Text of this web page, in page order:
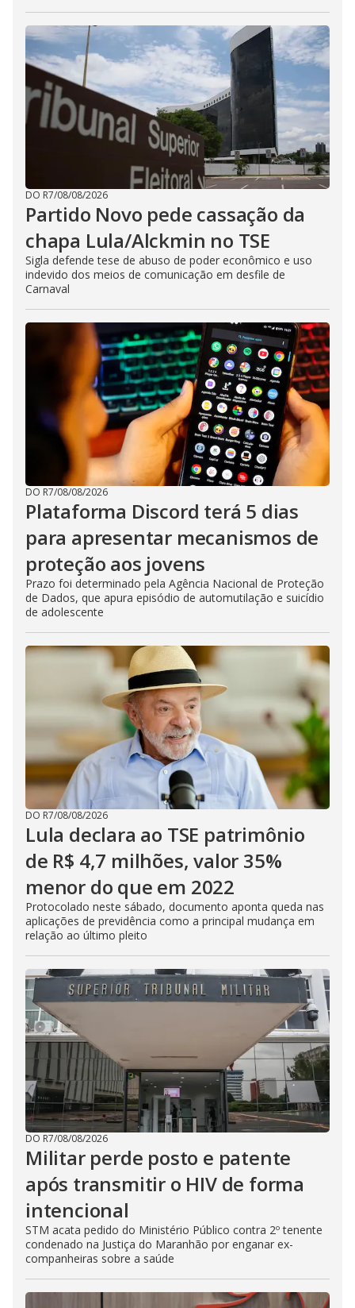
DO R7/08/08/2026
Partido Novo pede cassação da
chapa Lula/Alckmin no TSE
Sigla defende tese de abuso de poder econômico e uso
indevido dos meios de comunicação em desfile de
Carnaval
DO R7/08/08/2026
Plataforma Discord terá 5 dias
para apresentar mecanismos de
proteção aos jovens
Prazo foi determinado pela Agência Nacional de Proteção
de Dados, que apura episódio de automutilação e suicídio
de adolescente
DO R7/08/08/2026
Lula declara ao TSE patrimônio
de R$ 4,7 milhões, valor 35%
menor do que em 2022
Protocolado neste sábado, documento aponta queda nas
aplicações de previdência como a principal mudança em
relação ao último pleito
DO R7/08/08/2026
Militar perde posto e patente
após transmitir o HIV de forma
intencional
STM acata pedido do Ministério Público contra 2º tenente
condenado na Justiça do Maranhão por enganar ex-
companheiras sobre a saúde